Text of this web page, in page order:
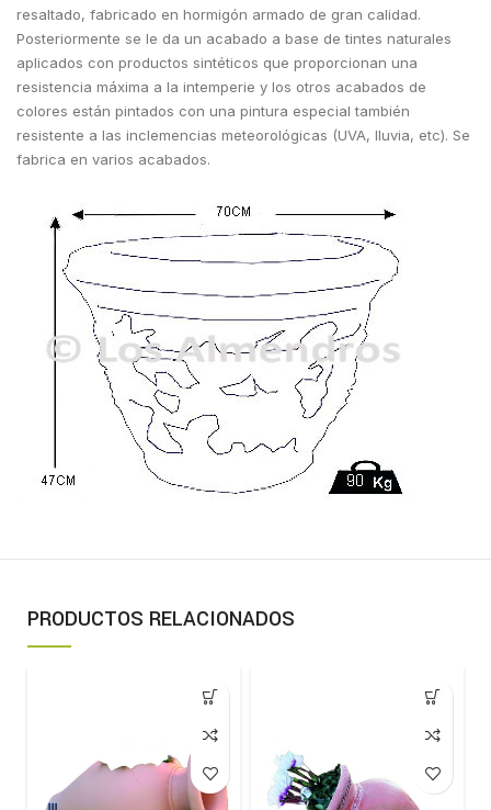
resaltado, fabricado en hormigón armado de gran calidad.
Posteriormente se le da un acabado a base de tintes naturales
aplicados con productos sintéticos que proporcionan una
resistencia máxima a la intemperie y los otros acabados de
colores están pintados con una pintura especial también
resistente a las inclemencias meteorológicas (UVA, lluvia, etc). Se
fabrica en varios acabados.
PRODUCTOS RELACIONADOS